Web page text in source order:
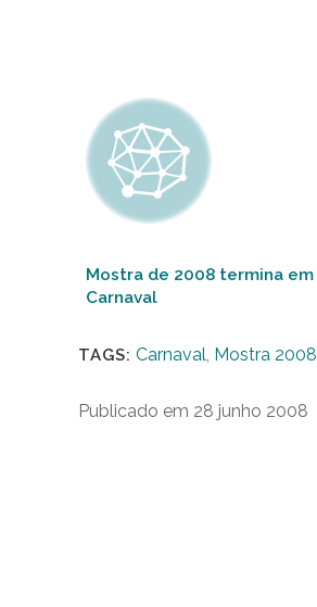
Mostra de 2008 termina em
Carnaval
TAGS: Carnaval, Mostra 2008
Publicado em 28 junho 2008